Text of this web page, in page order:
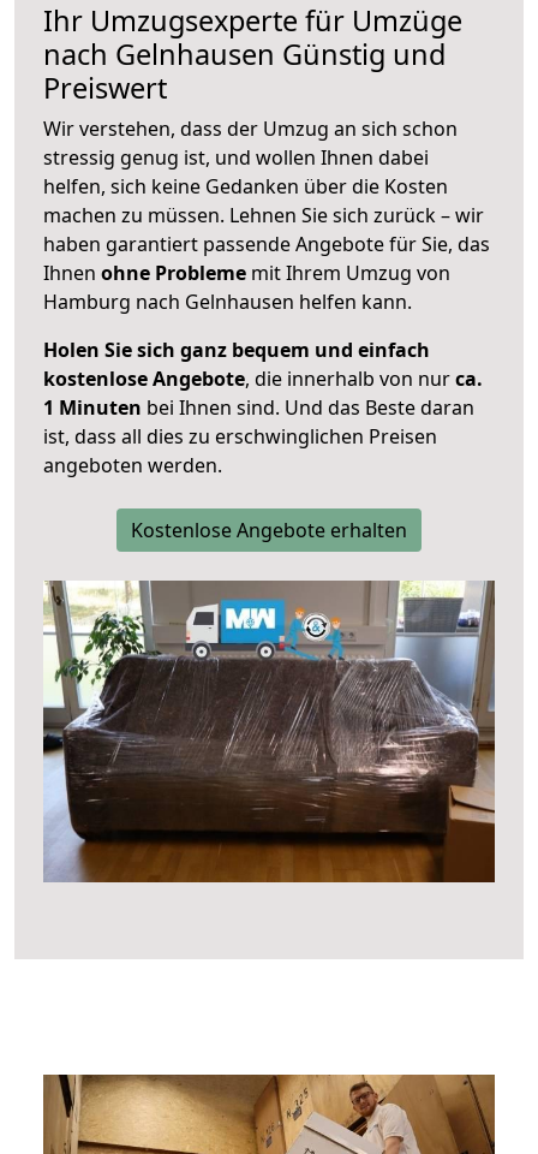
Ihr Umzugsexperte für Umzüge
nach Gelnhausen Günstig und
Preiswert
Wir verstehen, dass der Umzug an sich schon
stressig genug ist, und wollen Ihnen dabei
helfen, sich keine Gedanken über die Kosten
machen zu müssen. Lehnen Sie sich zurück – wir
haben garantiert passende Angebote für Sie, das
Ihnen ohne Probleme mit Ihrem Umzug von
Hamburg nach Gelnhausen helfen kann.
Holen Sie sich ganz bequem und einfach
kostenlose Angebote, die innerhalb von nurca.
1 Minuten bei Ihnen sind. Und das Beste daran
ist, dass all dies zu erschwinglichen Preisen
angeboten werden.
Kostenlose Angebote erhalten